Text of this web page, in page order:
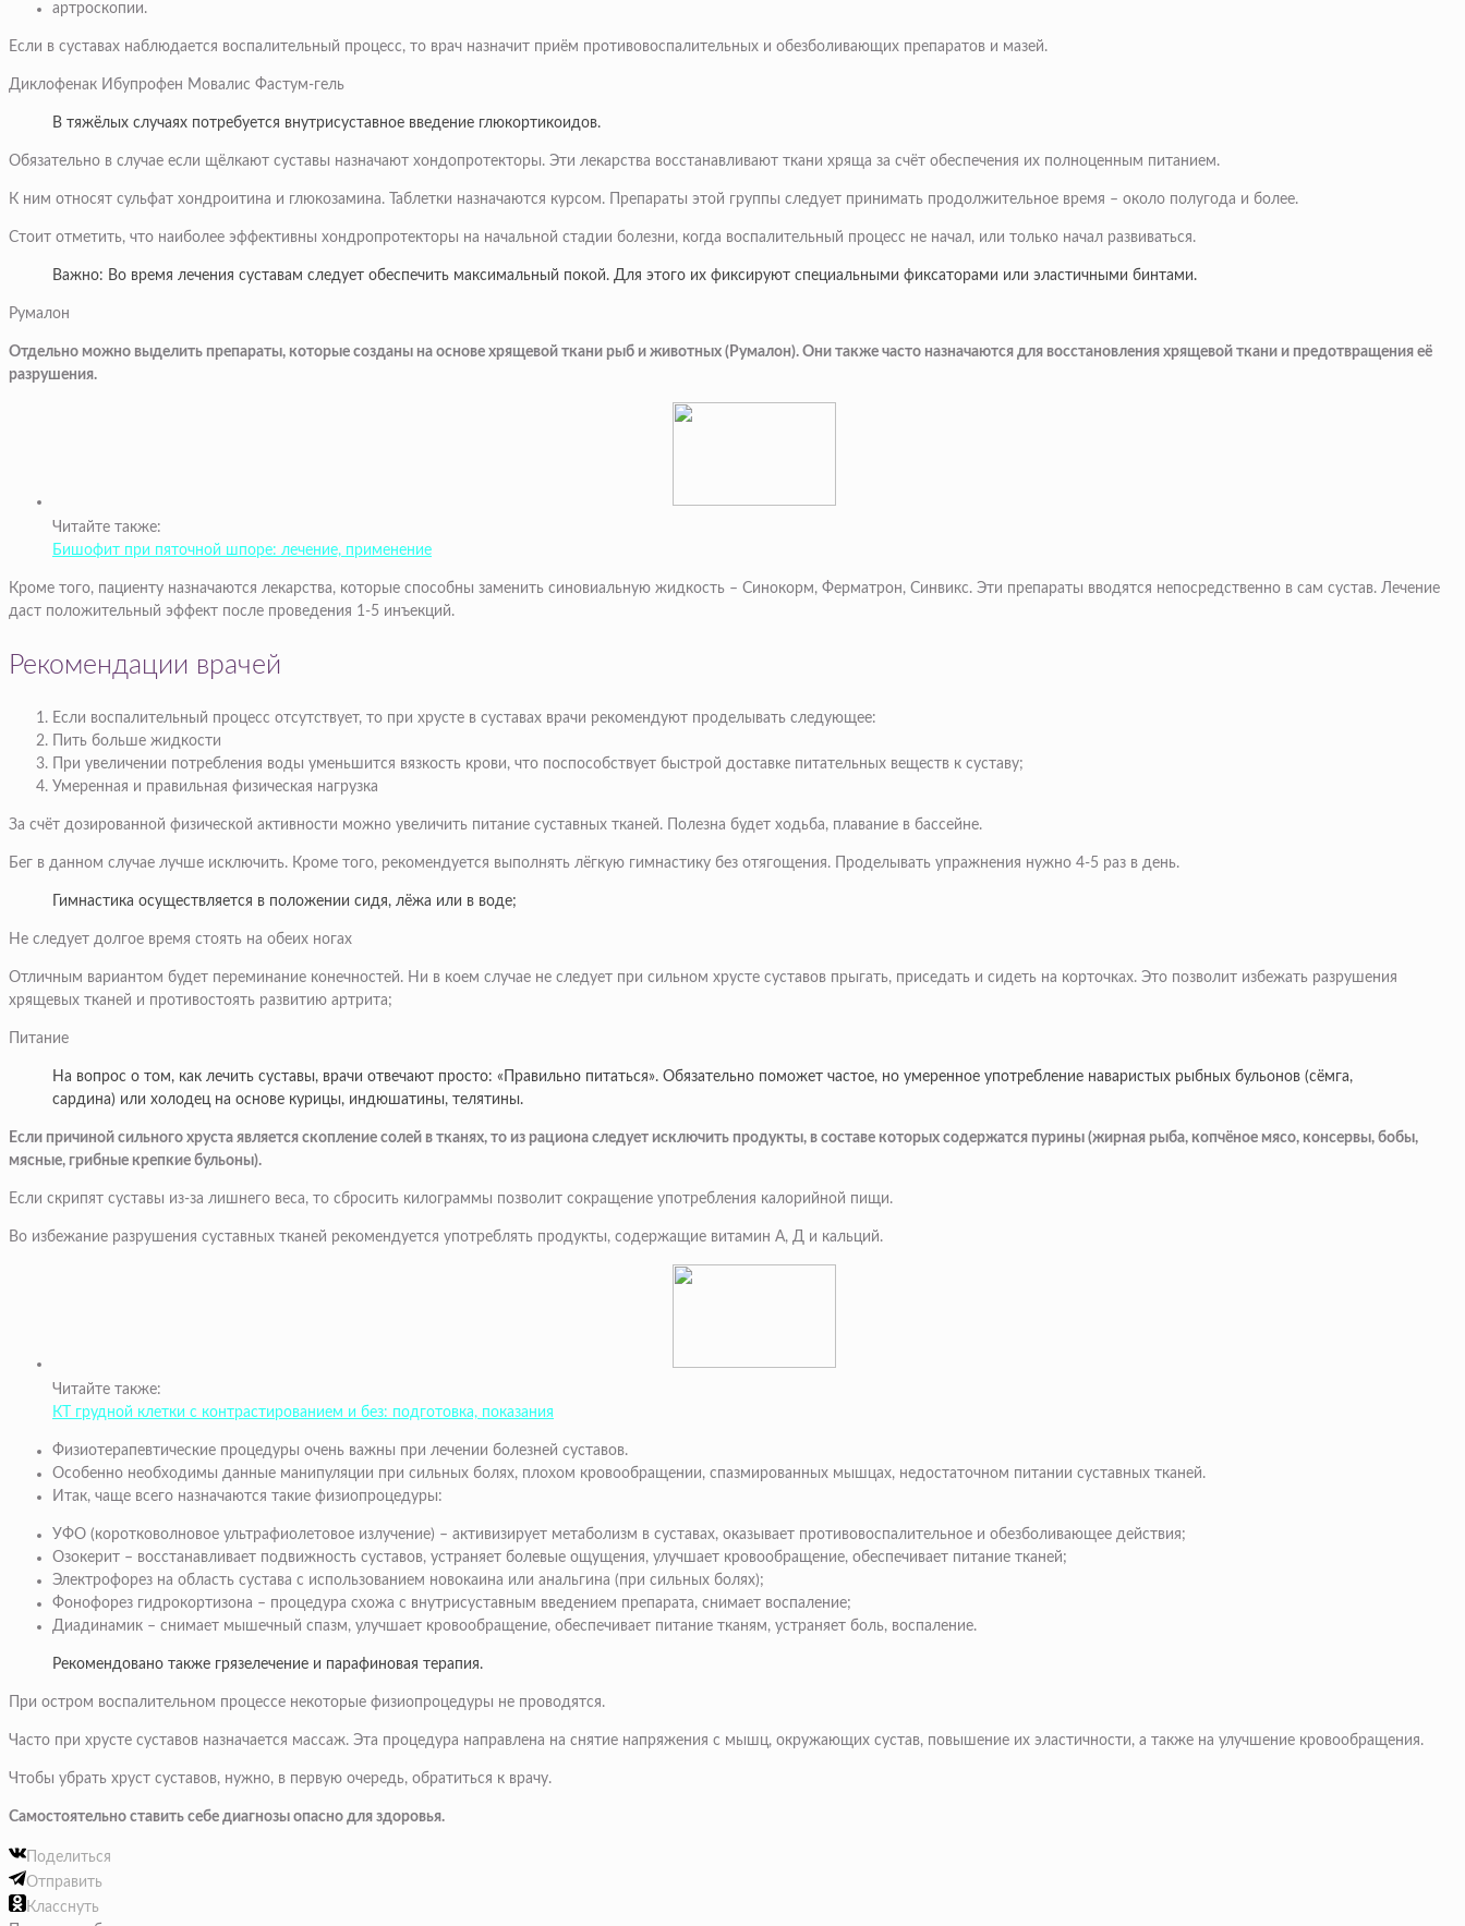
артроскопии.
Если в суставах наблюдается воспалительный процесс, то врач назначит приём противовоспалительных и обезболивающих препаратов и мазей.
Диклофенак Ибупрофен Мовалис Фастум-гель
В тяжёлых случаях потребуется внутрисуставное введение глюкортикоидов.
Обязательно в случае если щёлкают суставы назначают хондопротекторы. Эти лекарства восстанавливают ткани хряща за счёт обеспечения их полноценным питанием.
К ним относят сульфат хондроитина и глюкозамина. Таблетки назначаются курсом. Препараты этой группы следует принимать продолжительное время – около полугода и более.
Стоит отметить, что наиболее эффективны хондропротекторы на начальной стадии болезни, когда воспалительный процесс не начал, или только начал развиваться.
Важно: Во время лечения суставам следует обеспечить максимальный покой. Для этого их фиксируют специальными фиксаторами или эластичными бинтами.
Румалон
Отдельно можно выделить препараты, которые созданы на основе хрящевой ткани рыб и животных (Румалон). Они также часто назначаются для восстановления хрящевой ткани и предотвращения её
разрушения.
Читайте также:
Бишофит при пяточной шпоре: лечение, применение
Кроме того, пациенту назначаются лекарства, которые способны заменить синовиальную жидкость – Синокорм, Ферматрон, Синвикс. Эти препараты вводятся непосредственно в сам сустав. Лечение
даст положительный эффект после проведения 1-5 инъекций.
Рекомендации врачей
Если воспалительный процесс отсутствует, то при хрусте в суставах врачи рекомендуют проделывать следующее:
Пить больше жидкости
При увеличении потребления воды уменьшится вязкость крови, что поспособствует быстрой доставке питательных веществ к суставу;
Умеренная и правильная физическая нагрузка
За счёт дозированной физической активности можно увеличить питание суставных тканей. Полезна будет ходьба, плавание в бассейне.
Бег в данном случае лучше исключить. Кроме того, рекомендуется выполнять лёгкую гимнастику без отягощения. Проделывать упражнения нужно 4-5 раз в день.
Гимнастика осуществляется в положении сидя, лёжа или в воде;
Не следует долгое время стоять на обеих ногах
Отличным вариантом будет переминание конечностей. Ни в коем случае не следует при сильном хрусте суставов прыгать, приседать и сидеть на корточках. Это позволит избежать разрушения
хрящевых тканей и противостоять развитию артрита;
Питание
На вопрос о том, как лечить суставы, врачи отвечают просто: «Правильно питаться». Обязательно поможет частое, но умеренное употребление наваристых рыбных бульонов (сёмга,
сардина) или холодец на основе курицы, индюшатины, телятины.
Если причиной сильного хруста является скопление солей в тканях, то из рациона следует исключить продукты, в составе которых содержатся пурины (жирная рыба, копчёное мясо, консервы, бобы,
мясные, грибные крепкие бульоны).
Если скрипят суставы из-за лишнего веса, то сбросить килограммы позволит сокращение употребления калорийной пищи.
Во избежание разрушения суставных тканей рекомендуется употреблять продукты, содержащие витамин А, Д и кальций.
Читайте также:
КТ грудной клетки с контрастированием и без: подготовка, показания
Физиотерапевтические процедуры очень важны при лечении болезней суставов.
Особенно необходимы данные манипуляции при сильных болях, плохом кровообращении, спазмированных мышцах, недостаточном питании суставных тканей.
Итак, чаще всего назначаются такие физиопроцедуры:
УФО (коротковолновое ультрафиолетовое излучение) – активизирует метаболизм в суставах, оказывает противовоспалительное и обезболивающее действия;
Озокерит – восстанавливает подвижность суставов, устраняет болевые ощущения, улучшает кровообращение, обеспечивает питание тканей;
Электрофорез на область сустава с использованием новокаина или анальгина (при сильных болях);
Фонофорез гидрокортизона – процедура схожа с внутрисуставным введением препарата, снимает воспаление;
Диадинамик – снимает мышечный спазм, улучшает кровообращение, обеспечивает питание тканям, устраняет боль, воспаление.
Рекомендовано также грязелечение и парафиновая терапия.
При остром воспалительном процессе некоторые физиопроцедуры не проводятся.
Часто при хрусте суставов назначается массаж. Эта процедура направлена на снятие напряжения с мышц, окружающих сустав, повышение их эластичности, а также на улучшение кровообращения.
Чтобы убрать хруст суставов, нужно, в первую очередь, обратиться к врачу.
Самостоятельно ставить себе диагнозы опасно для здоровья.
Поделиться
Отправить
Класснуть